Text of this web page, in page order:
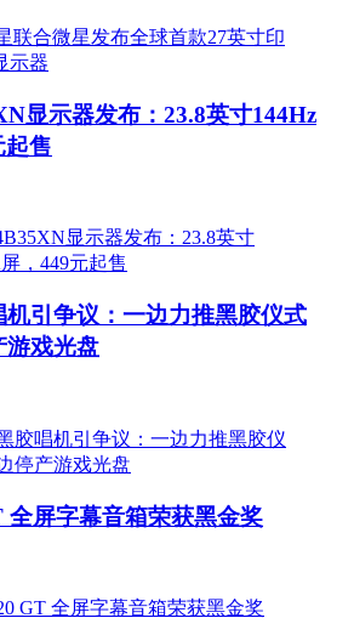
显示器发布：23.8英寸144Hz
起售
机引争议：一边力推黑胶仪式
游戏光盘
全屏字幕音箱荣获黑金奖